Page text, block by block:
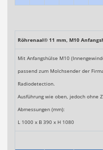
Röhrenaal® 11 mm, M10
Mit Anfangshülse M10
passend zum Molchsender der
Radiodetection.
Ausführung wie oben, jedoch ohne
Abmessungen (mm):
L 1000 x B 390 x H 1080